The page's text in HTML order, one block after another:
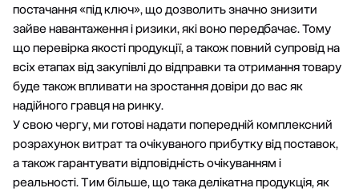
постачання «під ключ», що дозволить значно знизити
зайве навантаження і ризики, які воно передбачає. Тому
щоперевірка якості продукції, а такожповний супровідна
всіх етапах від закупівлі до відправки та отримання товару
буде також впливати на зростання довіри до вас як
надійного гравця на ринку.
У свою чергу, ми готові надати попередній комплексний
розрахунок витрат та очікуваного прибутку від поставок,
а також гарантувати відповідність очікуванням і
реальності. Тим більше, що така делікатна продукція, як